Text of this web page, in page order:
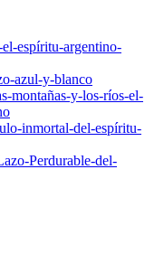
espíritu-argentino-
azul-y-blanco
montañas-y-los-ríos-el-
inmortal-del-espíritu-
Perdurable-del-